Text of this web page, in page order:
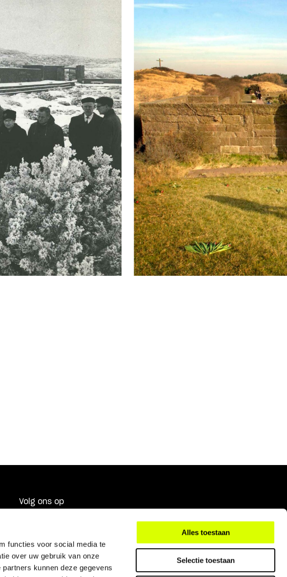
functies voor social media te
over uw gebruik van onze
kunnen deze gegevens
Alles toestaan
Selectie toestaan
Volg ons op